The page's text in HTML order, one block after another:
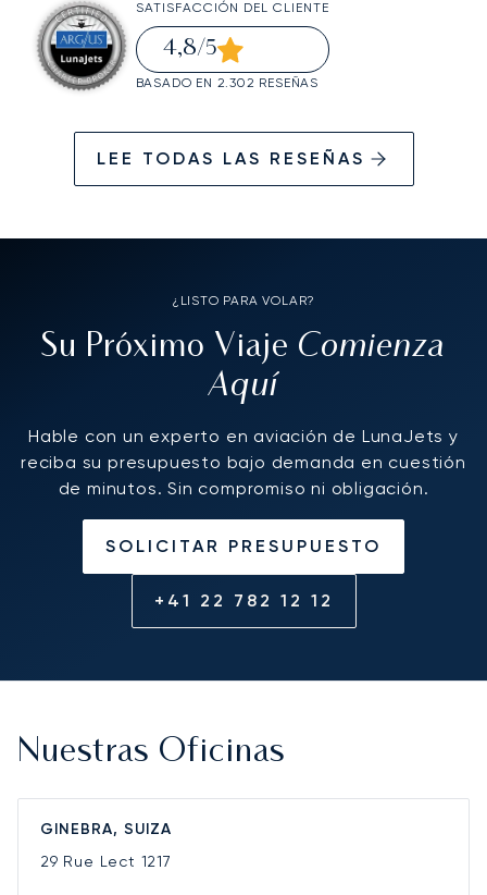
SATISFACCIÓN DEL CLIENTE
4,8/5
BASADO EN 2.302 RESEÑAS
LEE TODAS LAS RESEÑAS
¿LISTO PARA VOLAR?
Su Próximo Viaje Comienza
Aquí
Hable con un experto en aviación de LunaJets y
reciba su presupuesto bajo demanda en cuestión
de minutos. Sin compromiso ni obligación.
SOLICITAR PRESUPUESTO
+41 22 782 12 12
Nuestras Oficinas
GINEBRA, SUIZA
29 Rue Lect 1217